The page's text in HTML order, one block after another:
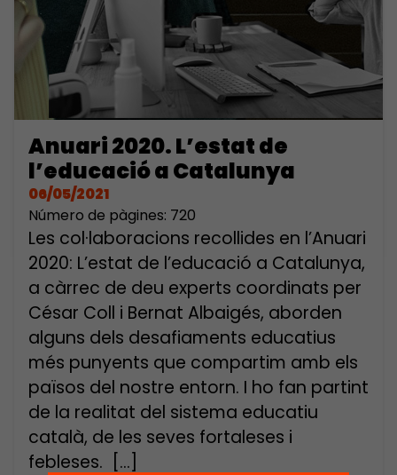
Anuari 2020. L’estat de
l’educació a Catalunya
06/05/2021
Número de pàgines: 720
Les col·laboracions recollides en l’Anuari
2020: L’estat de l’educació a Catalunya,
a càrrec de deu experts coordinats per
César Coll i Bernat Albaigés, aborden
alguns dels desafiaments educatius
més punyents que compartim amb els
països del nostre entorn. I ho fan partint
de la realitat del sistema educatiu
català, de les seves fortaleses i
febleses. […]